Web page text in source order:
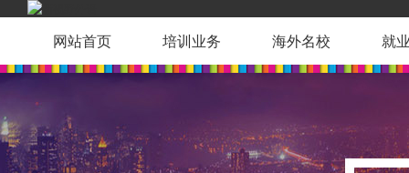
网站首页 培训业务 海外名校 就